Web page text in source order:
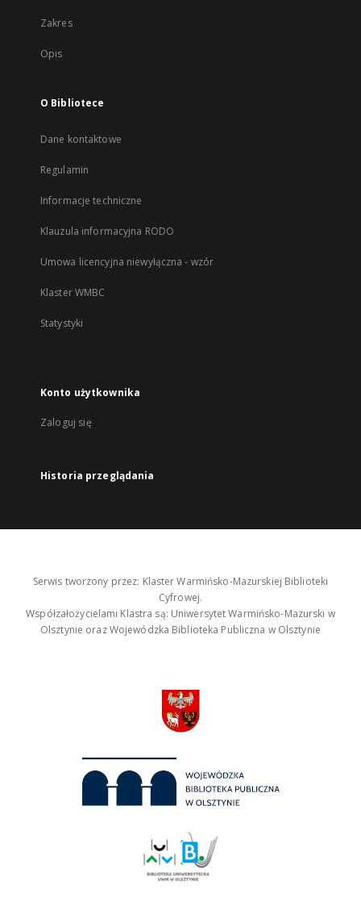
Zakres
Opis
O Bibliotece
Dane kontaktowe
Regulamin
Informacje techniczne
Klauzula informacyjna RODO
Umowa licencyjna niewyłączna - wzór
Klaster WMBC
Statystyki
Konto użytkownika
Zaloguj się
Historia przeglądania
Serwis tworzony przez: Klaster Warmińsko-Mazurskiej Biblioteki
Cyfrowej.
Współzałożycielami Klastra są: Uniwersytet Warmińsko-Mazurski w
Olsztynie oraz Wojewódzka Biblioteka Publiczna w Olsztynie